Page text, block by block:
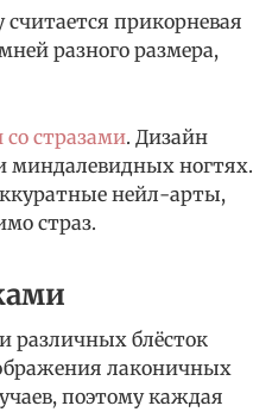
прикорневая
разного размера,
стразами. Дизайн
миндалевидных ногтях.
нейл-арты,
страз.
различных блёсток
лаконичных
поэтому каждая